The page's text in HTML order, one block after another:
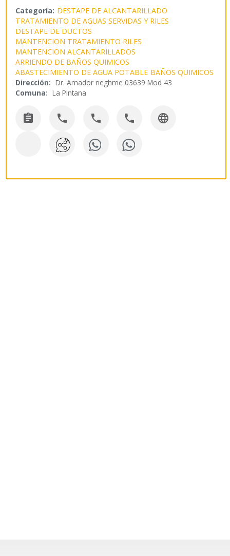
Categoría: DESTAPE DE ALCANTARILLADO
TRATAMIENTO DE AGUAS SERVIDAS Y RILES
DESTAPE DE DUCTOS
MANTENCION TRATAMIENTO RILES
MANTENCION ALCANTARILLADOS
ARRIENDO DE BAÑOS QUIMICOS
ABASTECIMIENTO DE AGUA POTABLE BAÑOS QUIMICOS
Dirección: Dr. Amador neghme 03639 Mod 43
Comuna: La Pintana
    